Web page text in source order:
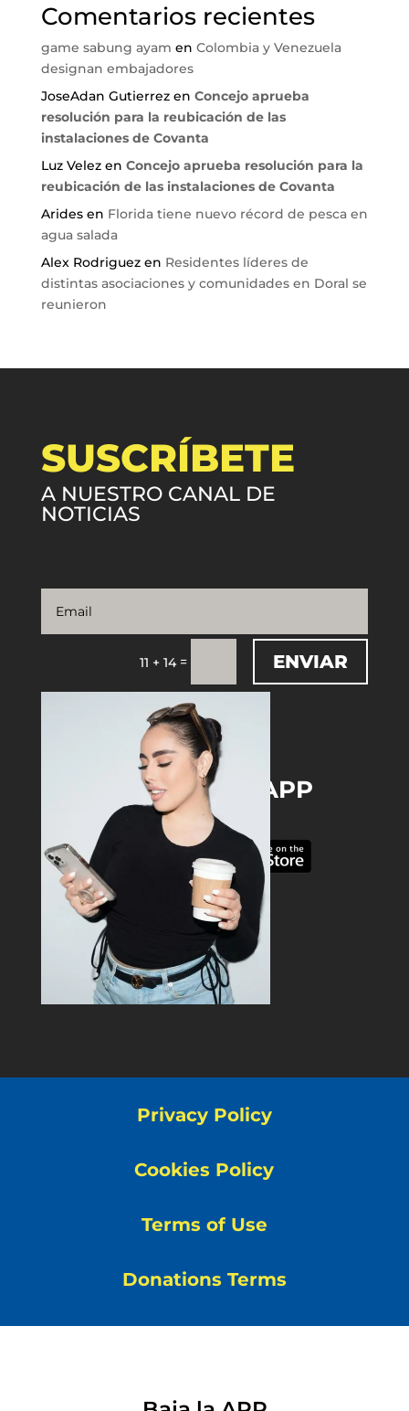
Comentarios recientes
game sabung ayam en Colombia y Venezuela
designan embajadores
JoseAdan Gutierrezen Concejo aprueba
resolución para la reubicación de las
instalaciones de Covanta
Luz Velezen Concejo aprueba resolución para la
reubicación de las instalaciones de Covanta
Aridesen Florida tiene nuevo récord de pesca en
agua salada
Alex Rodriguezen Residentes líderes de
distintas asociaciones y comunidades en Doral se
reunieron
SUSCRÍBETE
A NUESTRO CANAL DE
NOTICIAS
11 + 14= ENVIAR
DOWNLOAD THE APP
Privacy Policy
Cookies Policy
Terms of Use
Donations Terms